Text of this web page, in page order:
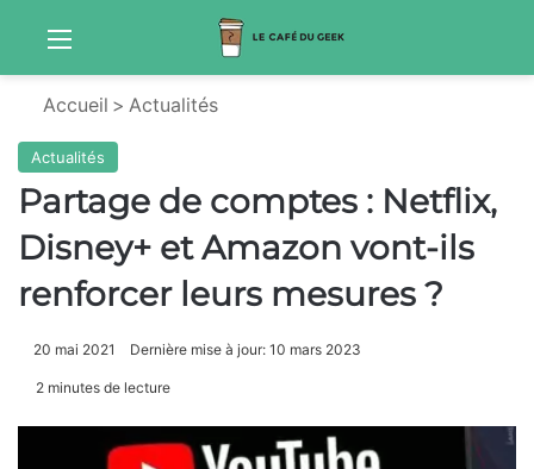
Menu
Accueil > Actualités
Actualités
Partage de comptes : Netflix,
Disney+ et Amazon vont-ils
renforcer leurs mesures ?
20 mai 2021 Dernière mise à jour: 10 mars 2023
2 minutes de lecture